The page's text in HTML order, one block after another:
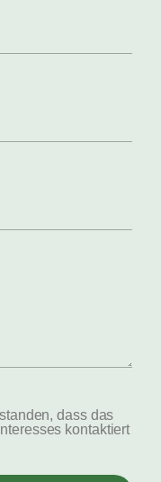
dass das
kontaktiert